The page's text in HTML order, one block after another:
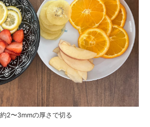
約2〜3mmの厚さで切る